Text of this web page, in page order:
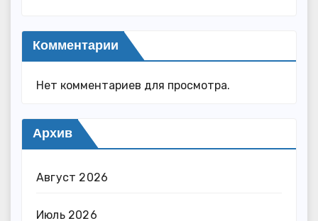
Комментарии
Нет комментариев для просмотра.
Архив
Август 2026
Июль 2026